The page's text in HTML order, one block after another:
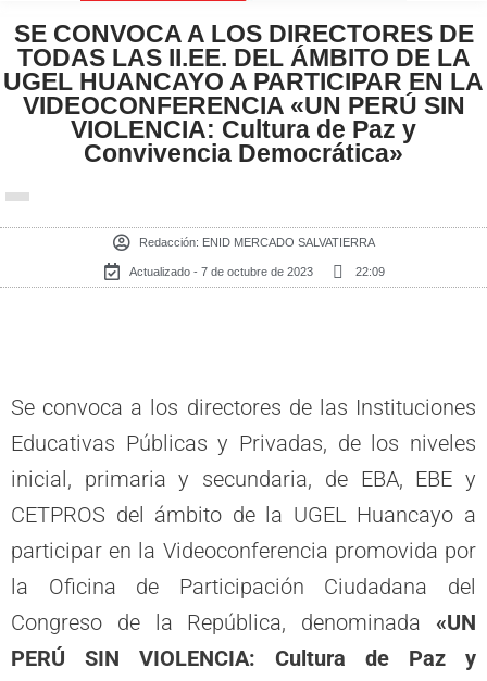
SE CONVOCA A LOS DIRECTORES DE
TODAS LAS II.EE. DEL ÁMBITO DE LA
UGEL HUANCAYO A PARTICIPAR EN LA
VIDEOCONFERENCIA «UN PERÚ SIN
VIOLENCIA: Cultura de Paz y
Convivencia Democrática»
Redacción: ENID MERCADO SALVATIERRA
Actualizado - 7 de octubre de 2023 22:09
Se convoca a los directores de las Instituciones
Educativas Públicas y Privadas, de los niveles
inicial, primaria y secundaria, de EBA, EBE y
CETPROS del ámbito de la UGEL Huancayo a
participar en la Videoconferencia promovida por
la Oficina de Participación Ciudadana del
Congreso de la República, denominada «UN
PERÚ SIN VIOLENCIA: Cultura de Paz y